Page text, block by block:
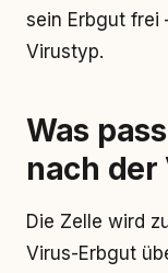
sein Erbgut frei
Virustyp.
Was
nach
Die Zelle wird
Virus-Erbgut